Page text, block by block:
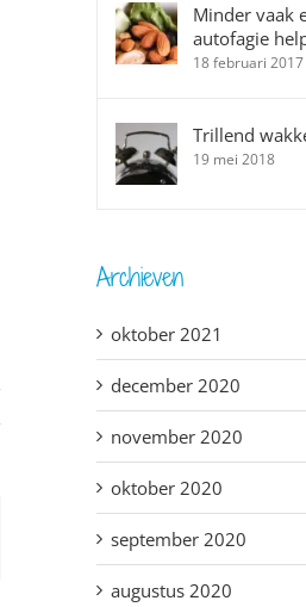
Minder vaak
autofagie
18 februari 2017
Trillend
19 mei 2018
Archieven
oktober 2021
december 2020
november 2020
oktober 2020
september 2020
augustus 2020